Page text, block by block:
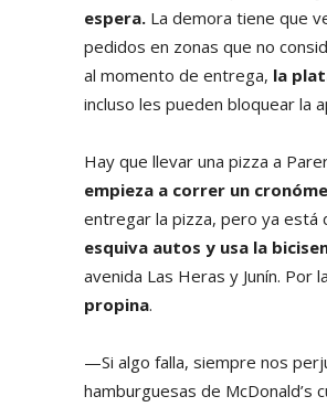
espera. La demora tiene que
pedidos en zonas que no
al momento de entrega, la
incluso les pueden bloquear la
Hay que llevar una pizza a
empieza a correr un
entregar la pizza, pero ya está
esquiva autos y usa la
avenida Las Heras y Junín. Por
propina.
—Si algo falla, siempre nos
hamburguesas de McDonald’s